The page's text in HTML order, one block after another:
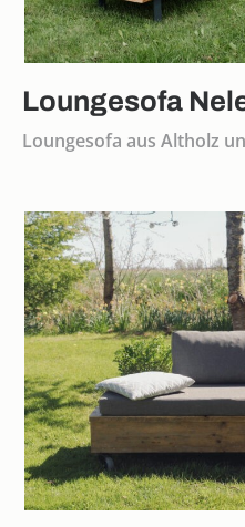
Loungesofa
Loungesofa aus Altholz